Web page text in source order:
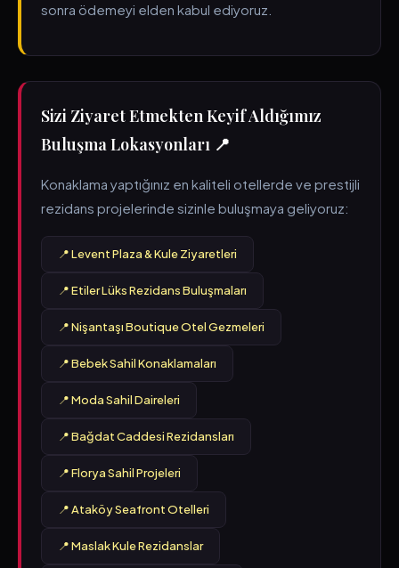
sonra ödemeyi elden kabul ediyoruz.
Sizi Ziyaret Etmekten Keyif Aldığımız
Buluşma Lokasyonları 📍
Konaklama yaptığınız en kaliteli otellerde ve prestijli
rezidans projelerinde sizinle buluşmaya geliyoruz:
📍 Levent Plaza & Kule Ziyaretleri
📍 Etiler Lüks Rezidans Buluşmaları
📍 Nişantaşı Boutique Otel Gezmeleri
📍 Bebek Sahil Konaklamaları
📍 Moda Sahil Daireleri
📍 Bağdat Caddesi Rezidansları
📍 Florya Sahil Projeleri
📍 Ataköy Seafront Otelleri
📍 Maslak Kule Rezidanslar